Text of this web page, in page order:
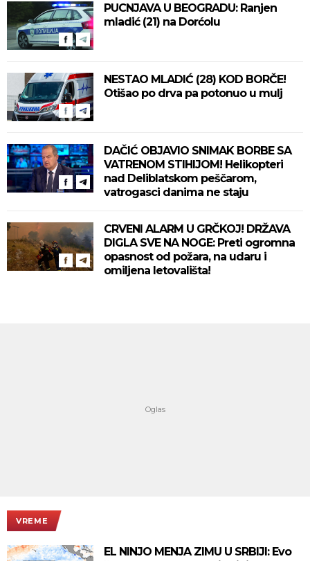
PUCNJAVA U BEOGRADU: Ranjen
mladić (21) na Dorćolu
NESTAO MLADIĆ (28) KOD BORČE!
Otišao po drva pa potonuo u mulj
DAČIĆ OBJAVIO SNIMAK BORBE SA
VATRENOM STIHIJOM! Helikopteri
nad Deliblatskom peščarom,
vatrogasci danima ne staju
CRVENI ALARM U GRČKOJ! DRŽAVA
DIGLA SVE NA NOGE: Preti ogromna
opasnost od požara, na udaru i
omiljena letovališta!
VREME
EL NINJO MENJA ZIMU U SRBIJI: Evo